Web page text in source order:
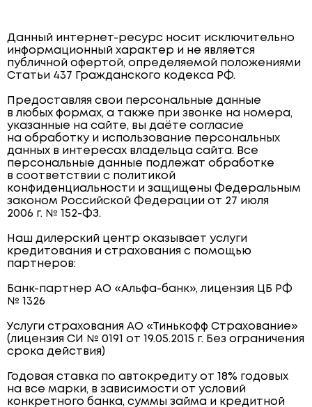
Данный интернет-ресурс носит исключительно
информационный характер и не является
публичной офертой, определяемой положениями
Статьи 437 Гражданского кодекса РФ.
Предоставляя свои персональные данные
в любых формах, а также при звонке на номера,
указанные на сайте, вы даёте согласие
на обработку и использование персональных
данных в интересах владельца сайта. Все
персональные данные подлежат обработке
в соответствии с политикой
конфиденциальности и защищены Федеральным
законом Российской Федерации от 27 июля
2006 г. № 152-ФЗ.
Наш дилерский центр оказывает услуги
кредитования и страхования с помощью
партнеров:
Банк-партнер АО «Альфа-банк», лицензия ЦБ РФ
№ 1326
Услуги страхования АО «Тинькофф Страхование»
(лицензия СИ № 0191 от 19.05.2015 г. Без ограничения
срока действия)
Годовая ставка по автокредиту от 18% годовых
на все марки, в зависимости от условий
конкретного банка, суммы займа и кредитной